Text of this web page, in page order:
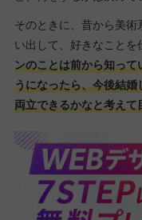
そのときに、昔から美
い出して、好きなことを
ンのことは前から知っ
うになったら、今後結
両立できるかなと考え